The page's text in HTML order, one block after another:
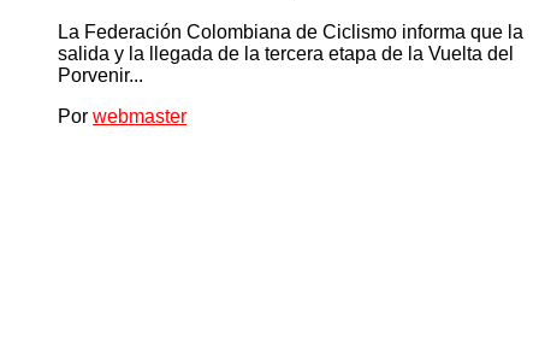
La Federación Colombiana de Ciclismo informa que la
salida y la llegada de la tercera etapa de la Vuelta del
Porvenir...
Por webmaster